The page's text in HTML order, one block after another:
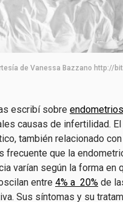
de Vanessa Bazzano http://
escribí sobre
causas de infertilidad.
también relacionado
frecuente que la
varían según la forma en
entre 4% a 20% de
Sus síntomas y su